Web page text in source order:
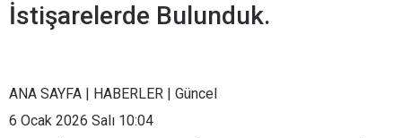
İstişarelerde Bulunduk.
ANA SAYFA | HABERLER | Güncel
6 Ocak 2026 Salı 10:04